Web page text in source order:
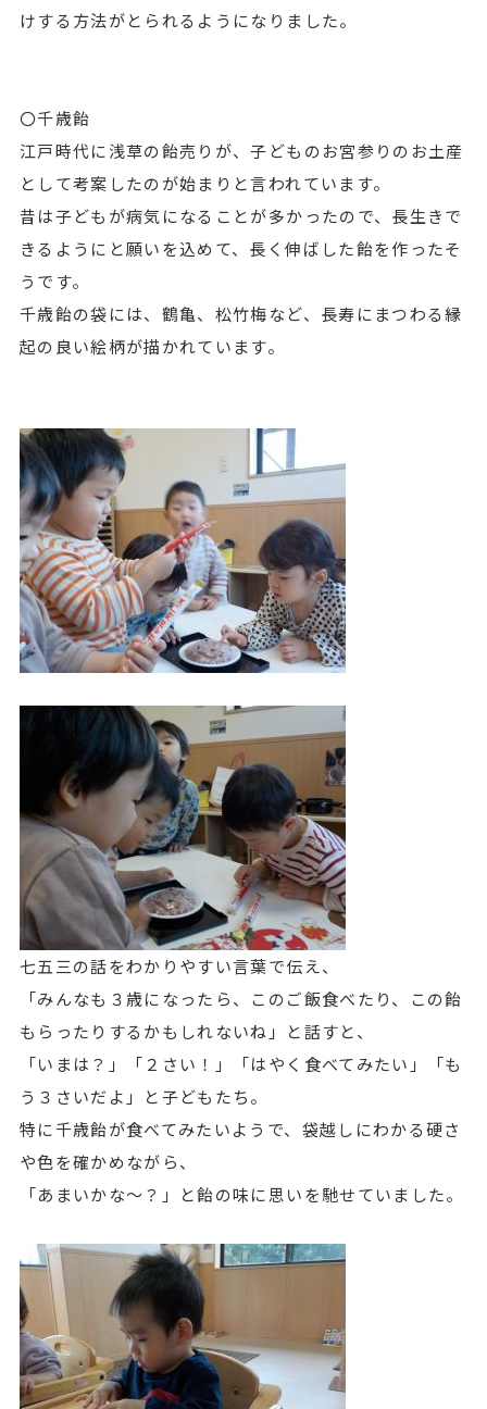
けする方法がとられるようになりました。
〇千歳飴
江戸時代に浅草の飴売りが、子どものお宮参りのお土産
として考案したのが始まりと言われています。
昔は子どもが病気になることが多かったので、長生きで
きるようにと願いを込めて、長く伸ばした飴を作ったそ
うです。
千歳飴の袋には、鶴亀、松竹梅など、長寿にまつわる縁
起の良い絵柄が描かれています。
七五三の話をわかりやすい言葉で伝え、
「みんなも３歳になったら、このご飯食べたり、この飴
もらったりするかもしれないね」と話すと、
「いまは？」「２さい！」「はやく食べてみたい」「も
う３さいだよ」と子どもたち。
特に千歳飴が食べてみたいようで、袋越しにわかる硬さ
や色を確かめながら、
「あまいかな～？」と飴の味に思いを馳せていました。